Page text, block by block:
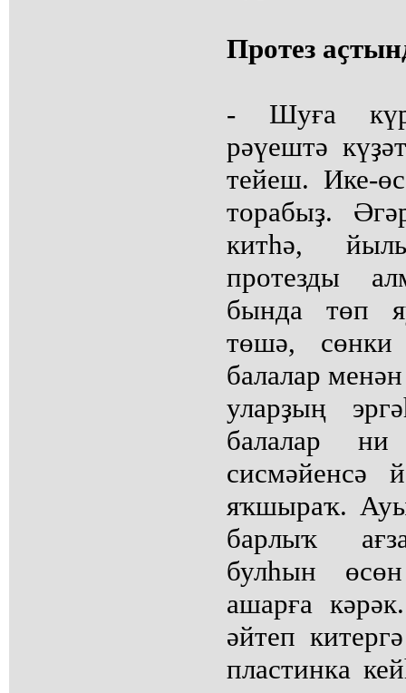
Протез
- Шуға
рәүештә
тейеш. Ике-
торабыҙ.
китһә,
протезды
бында төп
төшә,
балалар
уларҙың
балалар ни
сисмәйенсә
яҡшыраҡ.
барлыҡ
булһын
ашарға
әйтеп
пластинка